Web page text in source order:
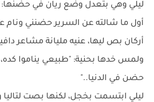
ليلي وهي بتعدل وضع ريان في حضنها:
أول ما شالته عن السرير حضنني ونام
أركان بص ليها، عنيه مليانة مشاعر
ولمس خدها بحنية: "طبيعي يناموا
حضن في الدنيا.."
ليلي ابتسمت بخجل، لكنها بصت لتاليا